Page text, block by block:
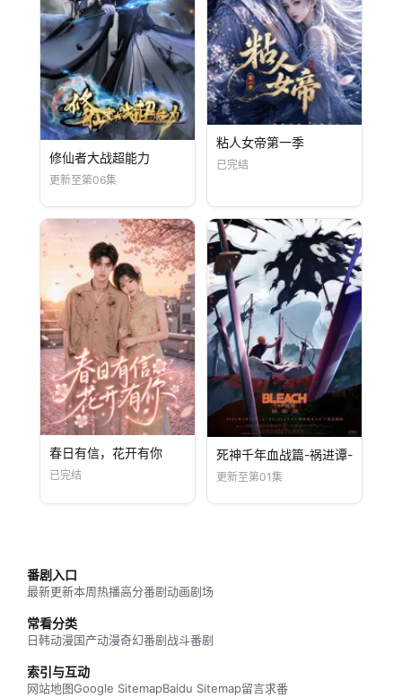
修仙者大战超能力
更新至第06集
粘人女帝第一季
已完结
春日有信，花开有你
已完结
死神千年血战篇-祸进谭-
更新至第01集
番剧入口
最新更新本周热播高分番剧动画剧场
常看分类
日韩动漫国产动漫奇幻番剧战斗番剧
索引与互动
网站地图Google SitemapBaidu Sitemap留言求番